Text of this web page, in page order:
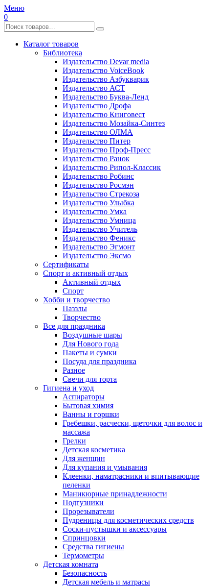
Меню
0
Каталог товаров
Библиотека
Издательство Devar media
Издательство VoiceBook
Издательство Азбукварик
Издательство АСТ
Издательство Буква-Ленд
Издательство Дрофа
Издательство Книговест
Издательство Мозайка-Синтез
Издательство ОЛМА
Издательство Питер
Издательство Проф-Пресс
Издательство Ранок
Издательство Рипол-Классик
Издательство Робинс
Издательство Росмэн
Издательство Стрекоза
Издательство Улыбка
Издательство Умка
Издательство Умница
Издательство Учитель
Издательство Феникс
Издательство Эгмонт
Издательство Эксмо
Сертификаты
Спорт и активный отдых
Активный отдых
Спорт
Хобби и творчество
Паззлы
Творчество
Все для праздника
Воздушные шары
Для Нового года
Пакеты и сумки
Посуда для праздника
Разное
Свечи для торта
Гигиена и уход
Аспираторы
Бытовая химия
Ванны и горшки
Гребешки, расчески, щеточки для волос и
массажа
Грелки
Детская косметика
Для женщин
Для купания и умывания
Клеенки, наматрасники и впитывающие
пеленки
Маникюрные принадлежности
Подгузники
Прорезыватели
Пудреницы для косметических средств
Соски-пустышки и аксессуары
Спринцовки
Средства гигиены
Термометры
Детская комната
Безопасность
Детская мебель и матрасы